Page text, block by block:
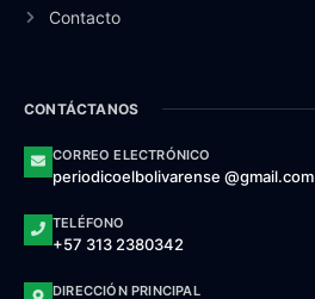
Contacto
CONTÁCTANOS
CORREO ELECTRÓNICO
periodicoelbolivarense @gmail.com
TELÉFONO
+57 313 2380342
DIRECCIÓN PRINCIPAL